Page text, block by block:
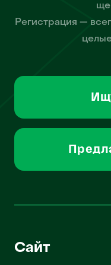
Регистрация —
Сайт